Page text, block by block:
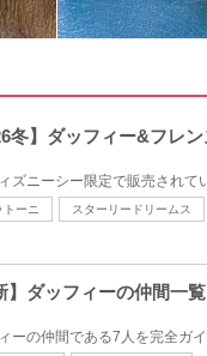
冬】ダッフィー&フレ
ズニーシー限定で販売され
トーニ スターリードリームス
】ダッフィーの仲間一
ーの仲間である7人を完全ガ